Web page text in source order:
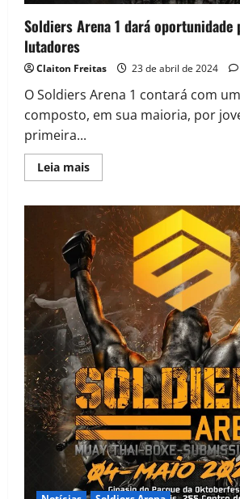
Soldiers Arena 1 dará oportunidade
lutadores
Claiton Freitas 23 de abril de 2024
O Soldiers Arena 1 contará com
composto, em sua maioria, por
primeira...
Leia mais